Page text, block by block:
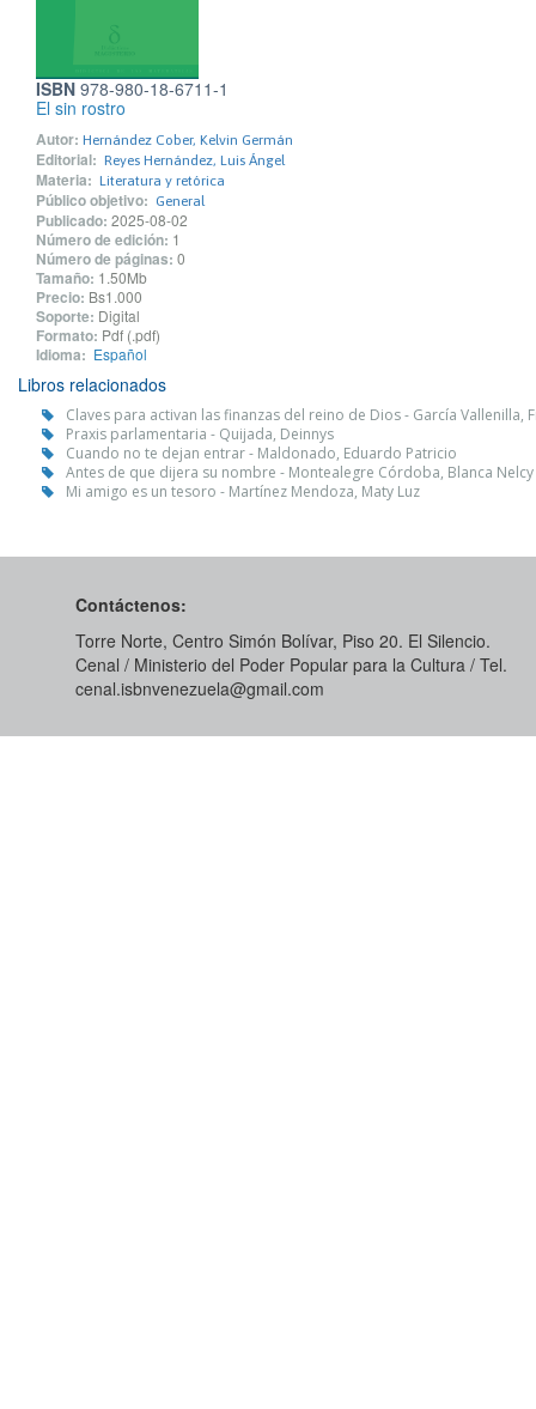
ISBN 978-980-18-6711-1
El sin rostro
Autor: Hernández Cober, Kelvin Germán
Editorial: Reyes Hernández, Luis Ángel
Materia: Literatura y retórica
Público objetivo: General
Publicado: 2025-08-02
Número de edición: 1
Número de páginas: 0
Tamaño: 1.50Mb
Precio: Bs1.000
Soporte: Digital
Formato: Pdf (.pdf)
Idioma: Español
Libros relacionados
Claves para activan las finanzas del reino de Dios - García Vallenilla,
Praxis parlamentaria - Quijada, Deinnys
Cuando no te dejan entrar - Maldonado, Eduardo Patricio
Antes de que dijera su nombre - Montealegre Córdoba, Blanca Nelcy
Mi amigo es un tesoro - Martínez Mendoza, Maty Luz
Contáctenos:
Torre Norte, Centro Simón Bolívar, Piso 20. El Silencio.
Cenal / Ministerio del Poder Popular para la Cultura / Tel.
cenal.isbnvenezuela@gmail.com